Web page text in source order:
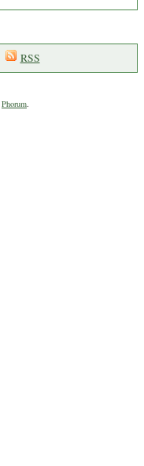
RSS
Phorum.